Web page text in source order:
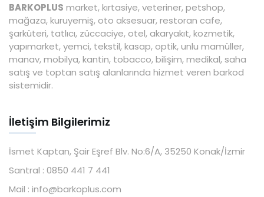
BARKOPLUS market, kırtasiye, veteriner, petshop,
mağaza, kuruyemiş, oto aksesuar, restoran cafe,
şarküteri, tatlıcı, züccaciye, otel, akaryakıt, kozmetik,
yapımarket, yemci, tekstil, kasap, optik, unlu mamüller,
manav, mobilya, kantin, tobacco, bilişim, medikal, saha
satış ve toptan satış alanlarında hizmet veren barkod
sistemidir.
İletişim Bilgilerimiz
İsmet Kaptan, Şair Eşref Blv. No:6/A, 35250 Konak/İzmir
Santral : 0850 441 7 441
Mail : info@barkoplus.com